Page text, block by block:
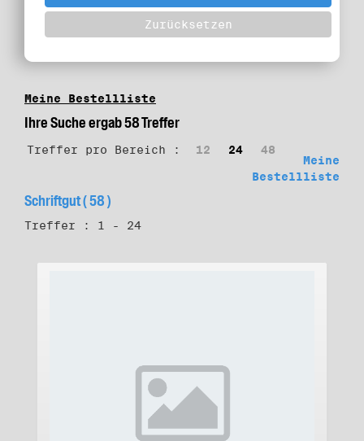
Meine Bestellliste
Ihre Suche ergab 58 Treffer
Treffer pro Bereich : 12 24
48
Meine
Bestellliste
Schriftgut ( 58 )
Treffer : 1 - 24